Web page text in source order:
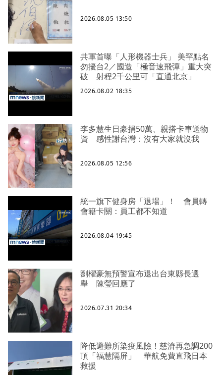
2026.08.05 13:50
共軍首曝「人形機器士兵」 美罕點名
勿擾台2／國造「極音速飛彈」重大突
破 射程2千公里可「直通北京」
2026.08.02 18:35
李多慧生日豪捐50萬、親搭卡車送物
資 感性謝台灣：沒有大家就沒我
2026.08.05 12:56
統一旗下健身房「退場」！ 會員轉
會籍卡關：員工都不知道
2026.08.04 19:45
劉櫂豪無預警宣布退出台東縣長選
舉 陳瑩回應了
2026.07.31 20:34
降低避難所染疫風險！慈濟再急調200
頂「福慧隔屏」 華航免費直飛日本
救援